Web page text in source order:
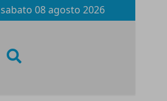
sabato 08 agosto 2026